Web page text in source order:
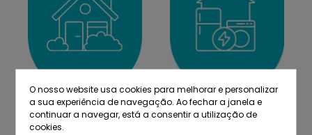
O nosso website usa cookies para melhorar e personalizar
a sua experiência de navegação. Ao fechar a janela e
continuar a navegar, está a consentir a utilização de
cookies.
MOBILIÁRIO EQUIPAMENTOS